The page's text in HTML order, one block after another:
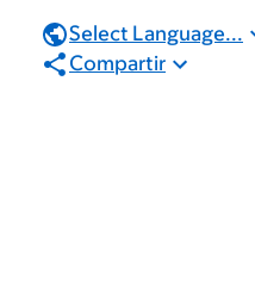
Select Language...
Compartir